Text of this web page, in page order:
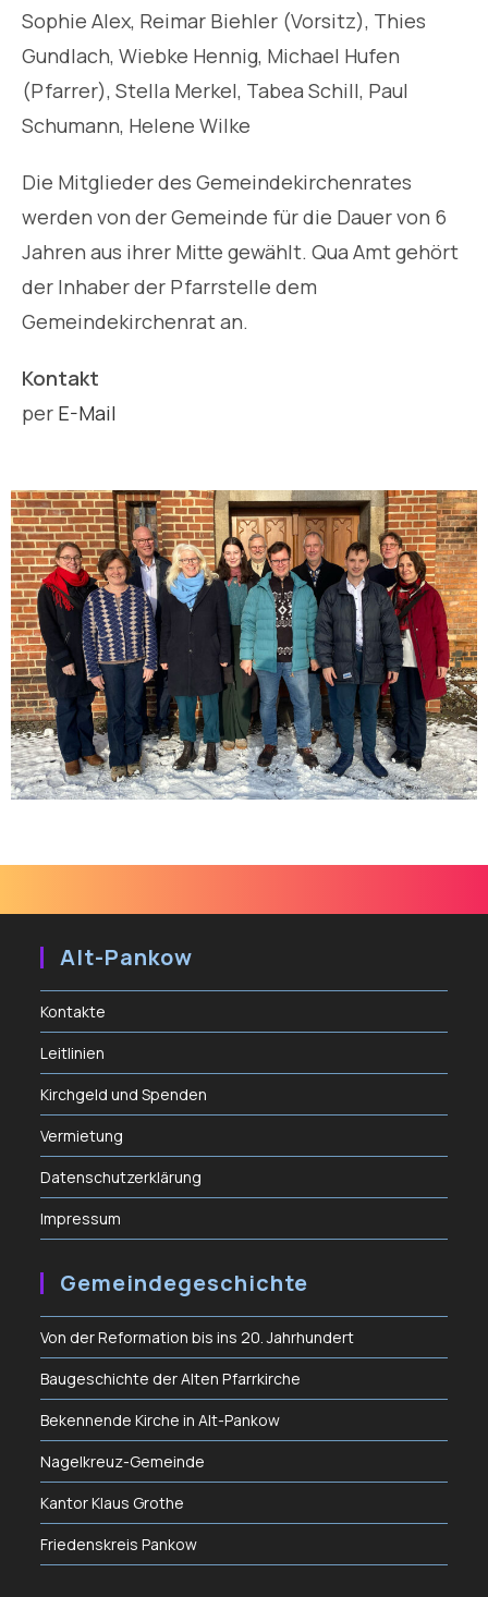
Sophie Alex, Reimar Biehler (Vorsitz), Thies
Gundlach, Wiebke Hennig, Michael Hufen
(Pfarrer), Stella Merkel, Tabea Schill, Paul
Schumann, Helene Wilke
Die Mitglieder des Gemeindekirchenrates
werden von der Gemeinde für die Dauer von 6
Jahren aus ihrer Mitte gewählt. Qua Amt gehört
der Inhaber der Pfarrstelle dem
Gemeindekirchenrat an.
Kontakt
per E-Mail
Alt-Pankow
Kontakte
Leitlinien
Kirchgeld und Spenden
Vermietung
Datenschutzerklärung
Impressum
Gemeindegeschichte
Von der Reformation bis ins 20. Jahrhundert
Baugeschichte der Alten Pfarrkirche
Bekennende Kirche in Alt-Pankow
Nagelkreuz-Gemeinde
Kantor Klaus Grothe
Friedenskreis Pankow